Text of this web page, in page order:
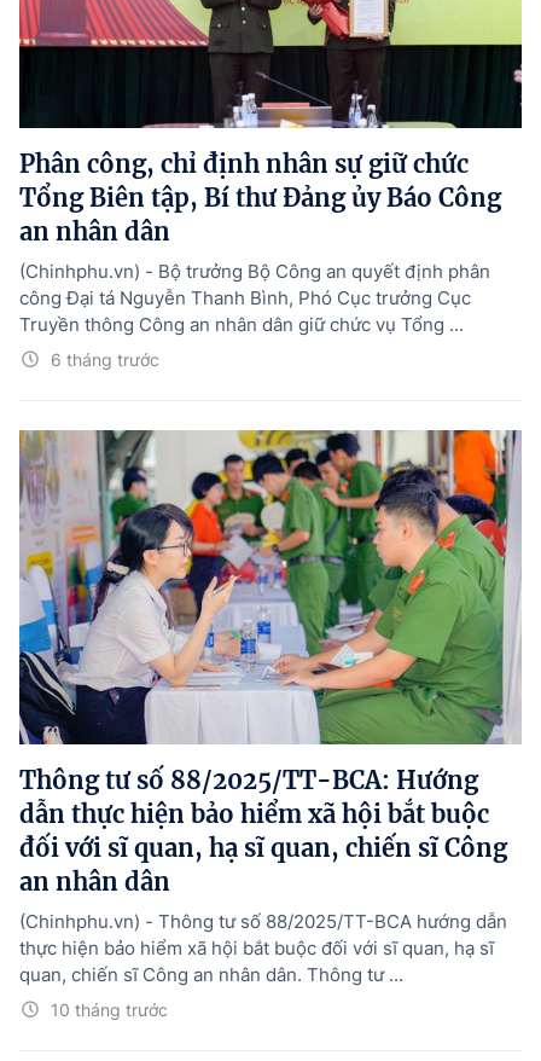
Phân công, chỉ định nhân sự giữ chức
Tổng Biên tập, Bí thư Đảng ủy Báo Công
an nhân dân
6 tháng trước
(Chinhphu.vn) - Bộ trưởng Bộ Công an quyết định phân
công Đại tá Nguyễn Thanh Bình, Phó Cục trưởng Cục
Truyền thông Công an nhân dân giữ chức vụ Tổng ...
Thông tư số 88/2025/TT-BCA: Hướng
dẫn thực hiện bảo hiểm xã hội bắt buộc
đối với sĩ quan, hạ sĩ quan, chiến sĩ Công
an nhân dân
10 tháng trước
(Chinhphu.vn) - Thông tư số 88/2025/TT-BCA hướng dẫn
thực hiện bảo hiểm xã hội bắt buộc đối với sĩ quan, hạ sĩ
quan, chiến sĩ Công an nhân dân. Thông tư ...